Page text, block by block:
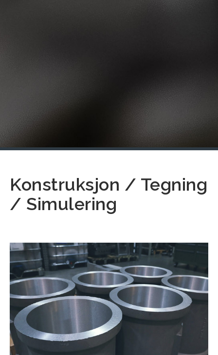
Konstruksjon / Tegning
/ Simulering